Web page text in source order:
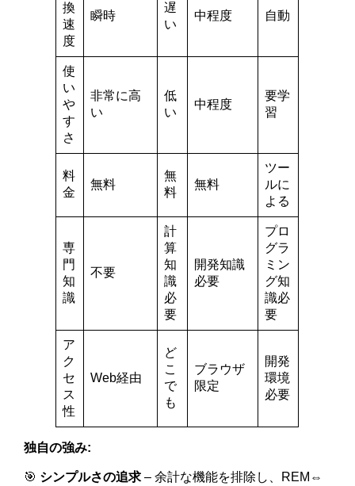
換
速
度
瞬時
遅
い
中程度 自動
使
い
や
す
さ
非常に高
い
低
い
中程度
要学
習
料
金
無料
無
料
無料
ツー
ルに
よる
専
門
知
識
不要
計
算
知
識
必
要
開発知識
必要
プロ
グラ
ミン
グ知
識必
要
ア
ク
セ
ス
性
Web経由
ど
こ
で
も
ブラウザ
限定
開発
環境
必要
独自の強み:
🎯 シンプルさの追求 – 余計な機能を排除し、REM⇔